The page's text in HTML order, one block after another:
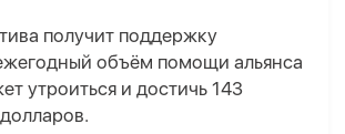
получит поддержку
объём помощи альянса
утроиться и достичь 143